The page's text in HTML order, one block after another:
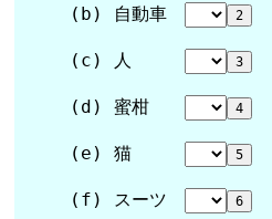
(b) 自動車
(c) 人
(d) 蜜柑
(e) 猫
(f) スーツ